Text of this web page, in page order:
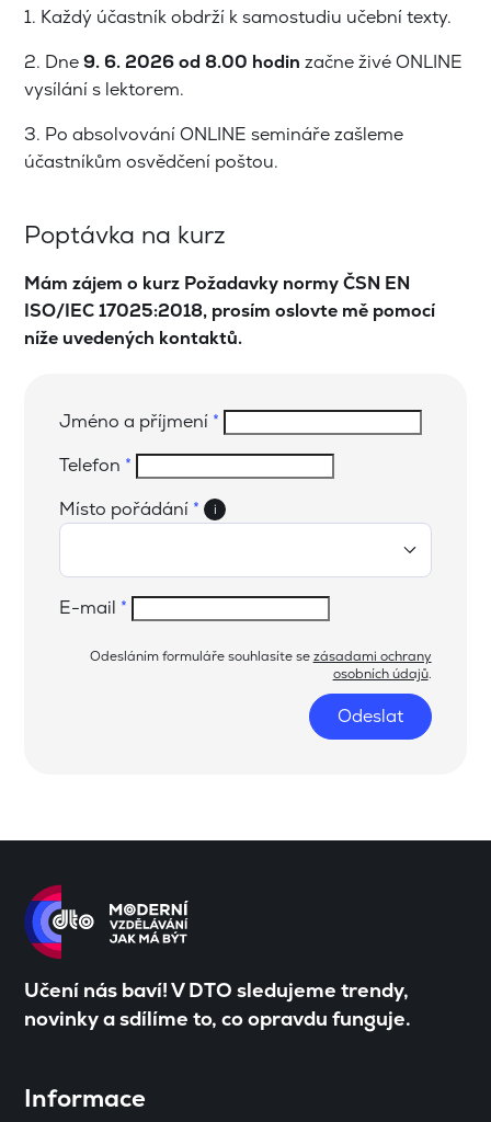
1. Každý účastník obdrží k samostudiu učební texty.
2. Dne9. 6. 2026od 8.00 hodin začne živé ONLINE
vysílání s lektorem.
3. Po absolvování ONLINE semináře zašleme
účastníkům osvědčení poštou.
Poptávka na kurz
Mám zájem o kurz Požadavky normy ČSN EN
ISO/IEC 17025:2018, prosím oslovte mě pomocí
níže uvedených kontaktů.
Jméno a příjmení *
Telefon *
Místo pořádání * i
E-mail *
Odesláním formuláře souhlasíte sezásadami ochrany
osobních údajů.
Odeslat
Učení nás baví! V DTO sledujeme trendy,
novinky a sdílíme to, co opravdu funguje.
Informace